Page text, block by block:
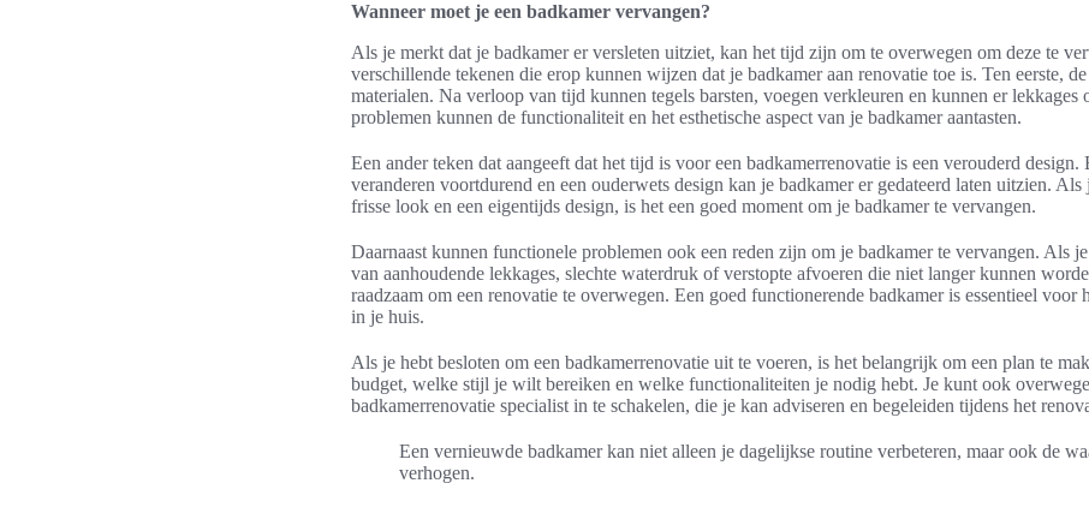
Wanneer moet je een badkamer vervangen?
Als je merkt dat je badkamer er versleten uitziet, kan het tijd zijn om te overwegen om deze te
verschillende tekenen die erop kunnen wijzen dat je badkamer aan renovatie toe is. Ten eerste,
materialen. Na verloop van tijd kunnen tegels barsten, voegen verkleuren en kunnen er lekkages
problemen kunnen de functionaliteit en het esthetische aspect van je badkamer aantasten.
Een ander teken dat aangeeft dat het tijd is voor een badkamerrenovatie is een verouderd design.
veranderen voortdurend en een ouderwets design kan je badkamer er gedateerd laten uitzien. Als
frisse look en een eigentijds design, is het een goed moment om je badkamer te vervangen.
Daarnaast kunnen functionele problemen ook een reden zijn om je badkamer te vervangen. Als
van aanhoudende lekkages, slechte waterdruk of verstopte afvoeren die niet langer kunnen
raadzaam om een renovatie te overwegen. Een goed functionerende badkamer is essentieel voor
in je huis.
Als je hebt besloten om een badkamerrenovatie uit te voeren, is het belangrijk om een plan te
budget, welke stijl je wilt bereiken en welke functionaliteiten je nodig hebt. Je kunt ook
badkamerrenovatie specialist in te schakelen, die je kan adviseren en begeleiden tijdens het
Een vernieuwde badkamer kan niet alleen je dagelijkse routine verbeteren, maar ook de
verhogen.